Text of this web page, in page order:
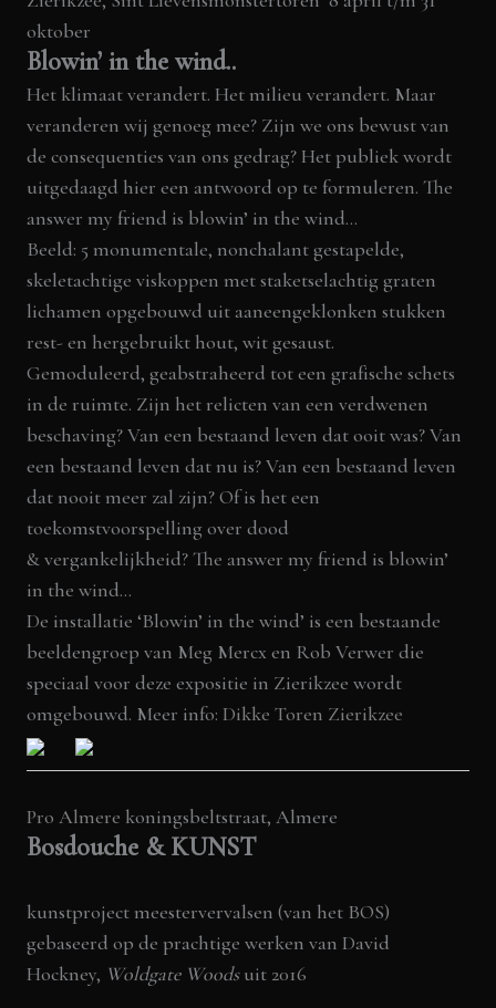
oktober
Blowin’ in the wind..
Het klimaat verandert. Het milieu verandert. Maar
veranderen wij genoeg mee? Zijn we ons bewust van
de consequenties van ons gedrag? Het publiek wordt
uitgedaagd hier een antwoord op te formuleren. The
answer my friend is blowin’ in the wind…
Beeld: 5 monumentale, nonchalant gestapelde,
skeletachtige viskoppen met staketselachtig graten
lichamen opgebouwd uit aaneengeklonken stukken
rest- en hergebruikt hout, wit gesaust.
Gemoduleerd, geabstraheerd tot een grafische schets
in de ruimte. Zijn het relicten van een verdwenen
beschaving? Van een bestaand leven dat ooit was? Van
een bestaand leven dat nu is? Van een bestaand leven
dat nooit meer zal zijn? Of is het een
toekomstvoorspelling over dood
& vergankelijkheid? The answer my friend is blowin’
in the wind…
De installatie ‘Blowin’ in the wind’ is een bestaande
beeldengroep van Meg Mercx en Rob Verwer die
speciaal voor deze expositie in Zierikzee wordt
omgebouwd. Meer info: Dikke Toren Zierikzee
Pro Almere koningsbeltstraat, Almere
Bosdouche & KUNST
kunstproject meestervervalsen (van het BOS)
gebaseerd op de prachtige werken van David
Hockney, Woldgate Woodsuit 2016